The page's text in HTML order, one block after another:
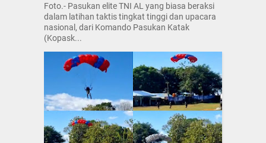
Foto.- Pasukan elite TNI AL yang biasa beraksi
dalam latihan taktis tingkat tinggi dan upacara
nasional, dari Komando Pasukan Katak
(Kopask...